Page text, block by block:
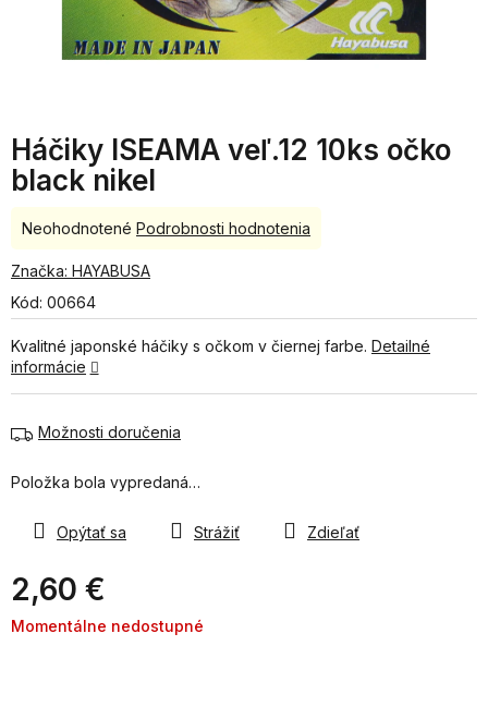
Háčiky ISEAMA veľ.12 10ks očko
black nikel
Kód: 00664
2,60 €
Jednotková
Momentálne nedostupné
Možnosti doručenia
Položka bola vypredaná…
Kvalitné japonské háčiky s očkom v čiernej farbe. Detailné
informácie
Opýtať sa Strážiť Zdieľať
Priemerné
produktu
0,0
5
hviezdičiek.
Neohodnotené Podrobnosti hodnotenia
Značka: HAYABUSA